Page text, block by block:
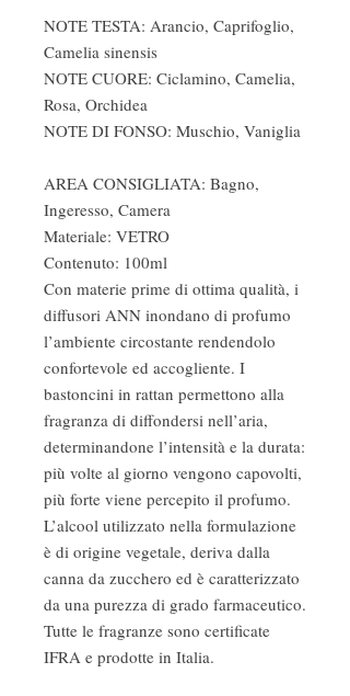
NOTE TESTA: Arancio, Caprifoglio,
Camelia sinensis
NOTE CUORE: Ciclamino, Camelia,
Rosa, Orchidea
NOTE DI FONSO: Muschio, Vaniglia
AREA CONSIGLIATA: Bagno,
Ingeresso, Camera
Materiale: VETRO
Contenuto: 100ml
Con materie prime di ottima qualità, i
diffusori ANN inondano di profumo
l’ambiente circostante rendendolo
confortevole ed accogliente. I
bastoncini in rattan permettono alla
fragranza di diffondersi nell’aria,
determinandone l’intensità e la durata:
più volte al giorno vengono capovolti,
più forte viene percepito il profumo.
L’alcool utilizzato nella formulazione
è di origine vegetale, deriva dalla
canna da zucchero ed è caratterizzato
da una purezza di grado farmaceutico.
Tutte le fragranze sono certificate
IFRA e prodotte in Italia.